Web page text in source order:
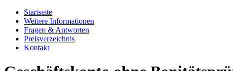
Startseite
Weitere Informationen
Fragen & Antworten
Preisverzeichnis
Kontakt